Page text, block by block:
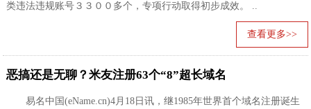
类违法违规账号３３００多个，专项行动取得初步成效。 ..
查看更多>>
恶搞还是无聊？米友注册63个“8”超长域名
易名中国(eName.cn)4月18日讯，继1985年世界首个域名注册诞生